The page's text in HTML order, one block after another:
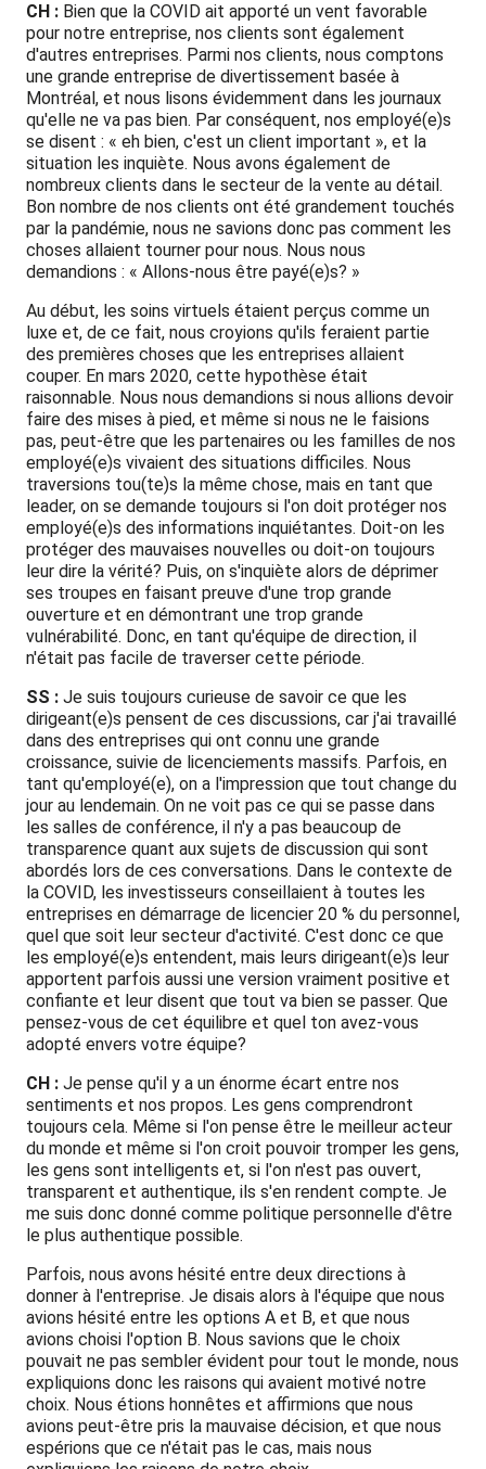
CH : Bien que la COVID ait apporté un vent favorable
pour notre entreprise, nos clients sont également
d'autres entreprises. Parmi nos clients, nous comptons
une grande entreprise de divertissement basée à
Montréal, et nous lisons évidemment dans les journaux
qu'elle ne va pas bien. Par conséquent, nos employé(e)s
se disent : « eh bien, c'est un client important », et la
situation les inquiète. Nous avons également de
nombreux clients dans le secteur de la vente au détail.
Bon nombre de nos clients ont été grandement touchés
par la pandémie, nous ne savions donc pas comment les
choses allaient tourner pour nous. Nous nous
demandions : « Allons-nous être payé(e)s? »
Au début, les soins virtuels étaient perçus comme un
luxe et, de ce fait, nous croyions qu'ils feraient partie
des premières choses que les entreprises allaient
couper. En mars 2020, cette hypothèse était
raisonnable. Nous nous demandions si nous allions devoir
faire des mises à pied, et même si nous ne le faisions
pas, peut-être que les partenaires ou les familles de nos
employé(e)s vivaient des situations difficiles. Nous
traversions tou(te)s la même chose, mais en tant que
leader, on se demande toujours si l'on doit protéger nos
employé(e)s des informations inquiétantes. Doit-on les
protéger des mauvaises nouvelles ou doit-on toujours
leur dire la vérité? Puis, on s'inquiète alors de déprimer
ses troupes en faisant preuve d'une trop grande
ouverture et en démontrant une trop grande
vulnérabilité. Donc, en tant qu'équipe de direction, il
n'était pas facile de traverser cette période.
SS : Je suis toujours curieuse de savoir ce que les
dirigeant(e)s pensent de ces discussions, car j'ai travaillé
dans des entreprises qui ont connu une grande
croissance, suivie de licenciements massifs. Parfois, en
tant qu'employé(e), on a l'impression que tout change du
jour au lendemain. On ne voit pas ce qui se passe dans
les salles de conférence, il n'y a pas beaucoup de
transparence quant aux sujets de discussion qui sont
abordés lors de ces conversations. Dans le contexte de
la COVID, les investisseurs conseillaient à toutes les
entreprises en démarrage de licencier 20 % du personnel,
quel que soit leur secteur d'activité. C'est donc ce que
les employé(e)s entendent, mais leurs dirigeant(e)s leur
apportent parfois aussi une version vraiment positive et
confiante et leur disent que tout va bien se passer. Que
pensez-vous de cet équilibre et quel ton avez-vous
adopté envers votre équipe?
CH : Je pense qu'il y a un énorme écart entre nos
sentiments et nos propos. Les gens comprendront
toujours cela. Même si l'on pense être le meilleur acteur
du monde et même si l'on croit pouvoir tromper les gens,
les gens sont intelligents et, si l'on n'est pas ouvert,
transparent et authentique, ils s'en rendent compte. Je
me suis donc donné comme politique personnelle d'être
le plus authentique possible.
Parfois, nous avons hésité entre deux directions à
donner à l'entreprise. Je disais alors à l'équipe que nous
avions hésité entre les options A et B, et que nous
avions choisi l'option B. Nous savions que le choix
pouvait ne pas sembler évident pour tout le monde, nous
expliquions donc les raisons qui avaient motivé notre
choix. Nous étions honnêtes et affirmions que nous
avions peut-être pris la mauvaise décision, et que nous
espérions que ce n'était pas le cas, mais nous